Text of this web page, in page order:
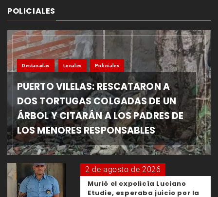
POLICIALES
Destacadas Locales Policiales
PUERTO VILELAS: RESCATARON A
DOS TORTUGAS COLGADAS DE UN
ÁRBOL Y CITARÁN A LOS PADRES DE
LOS MENORES RESPONSABLES
2 de agosto de 2026
Murió el expolicía Luciano
Etudie, esperaba juicio por la